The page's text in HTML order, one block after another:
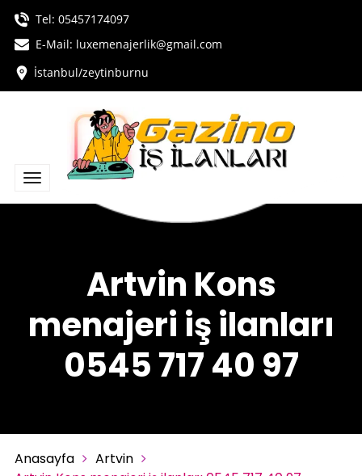
Tel: 05457174097
E-Mail: luxemenajerlik@gmail.com
İstanbul/zeytinburnu
Artvin Kons
menajeri iş ilanları
0545 717 40 97
Anasayfa
Artvin